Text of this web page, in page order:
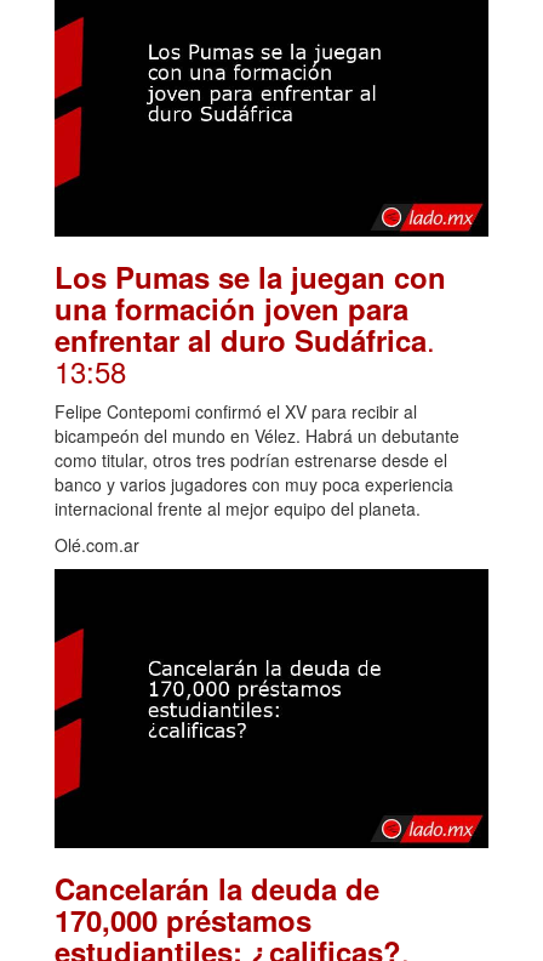
Los Pumas se la juegan con
una formación joven para
enfrentar al duro Sudáfrica.
13:58
Felipe Contepomi confirmó el XV para recibir al
bicampeón del mundo en Vélez. Habrá un debutante
como titular, otros tres podrían estrenarse desde el
banco y varios jugadores con muy poca experiencia
internacional frente al mejor equipo del planeta.
Olé.com.ar
Cancelarán la deuda de
170,000 préstamos
estudiantiles: ¿calificas?.